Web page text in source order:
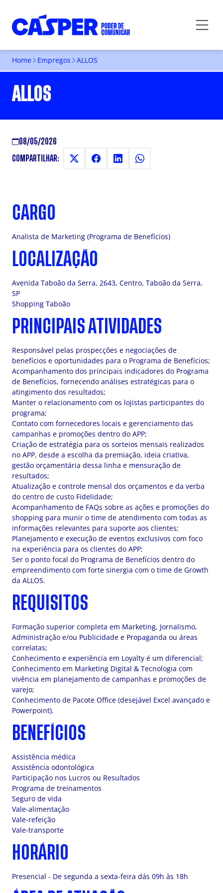
Home Empregos ALLOS
ALLOS
08/05/2026
COMPARTILHAR:
CARGO
Analista de Marketing (Programa de Benefícios)
LOCALIZAÇÃO
Avenida Taboão da Serra, 2643, Centro, Taboão da Serra,
SP
Shopping Taboão
PRINCIPAIS ATIVIDADES
Responsável pelas prospecções e negociações de
benefícios e oportunidades para o Programa de Benefícios;
Acompanhamento dos principais indicadores do Programa
de Benefícios, fornecendo análises estratégicas para o
atingimento dos resultados;
Manter o relacionamento com os lojistas participantes do
programa;
Contato com fornecedores locais e gerenciamento das
campanhas e promoções dentro do APP;
Criação de estratégia para os sorteios mensais realizados
no APP, desde a escolha da premiação, ideia criativa,
gestão orçamentária dessa linha e mensuração de
resultados;
Atualização e controle mensal dos orçamentos e da verba
do centro de custo Fidelidade;
Acompanhamento de FAQs sobre as ações e promoções do
shopping para munir o time de atendimento com todas as
informações relevantes para suporte aos clientes;
Planejamento e execução de eventos exclusivos com foco
na experiência para os clientes do APP;
Ser o ponto focal do Programa de Benefícios dentro do
empreendimento com forte sinergia com o time de Growth
da ALLOS.
REQUISITOS
Formação superior completa em Marketing, Jornalismo,
Administração e/ou Publicidade e Propaganda ou áreas
correlatas;
Conhecimento e experiência em Loyalty é um diferencial;
Conhecimento em Marketing Digital & Tecnologia com
vivência em planejamento de campanhas e promoções de
varejo;
Conhecimento de Pacote Office (desejável Excel avançado e
Powerpoint).
BENEFÍCIOS
Assistência médica
Assistência odontológica
Participação nos Lucros ou Resultados
Programa de treinamentos
Seguro de vida
Vale-alimentação
Vale-refeição
Vale-transporte
HORÁRIO
Presencial - De segunda a sexta-feira dás 09h às 18h